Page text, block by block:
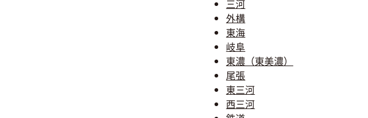
三河
外構
東海
岐阜
東濃（東美濃）
尾張
東三河
西三河